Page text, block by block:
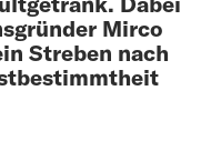
Mirco
Streben nach